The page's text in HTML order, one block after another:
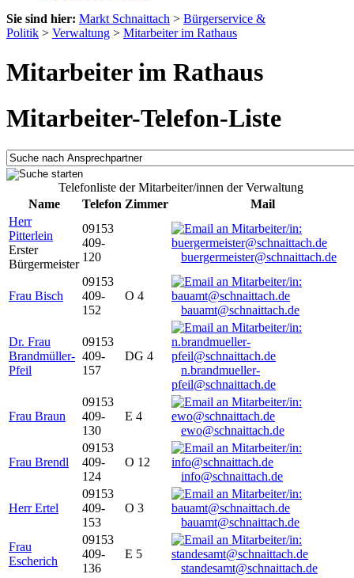
Sie sind hier: Markt Schnaittach > Bürgerservice &
Politik > Verwaltung > Mitarbeiter im Rathaus
Mitarbeiter im Rathaus
Mitarbeiter-Telefon-Liste
Telefonliste der Mitarbeiter/innen der Verwaltung
Name
Telefon Zimmer
Mail
Herr
Pitterlein
Erster
Bürgermeister
09153
409-
120
buergermeister@schnaittach.de
Frau Bisch
09153
409-
152
O 4
bauamt@schnaittach.de
Dr. Frau
Brandmüller-
Pfeil
09153
409-
157
DG 4
n.brandmueller-
pfeil@schnaittach.de
Frau Braun
09153
409-
130
E 4
ewo@schnaittach.de
Frau Brendl
09153
409-
124
O 12
info@schnaittach.de
Herr Ertel
09153
409-
153
O 3
bauamt@schnaittach.de
Frau
Escherich
09153
409-
136
E 5
standesamt@schnaittach.de